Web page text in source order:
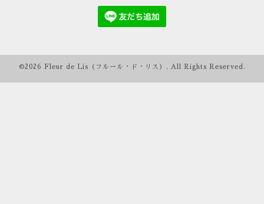
©2026 Fleur de Lis（フルール・ド・リス） . All Rights Reserved.